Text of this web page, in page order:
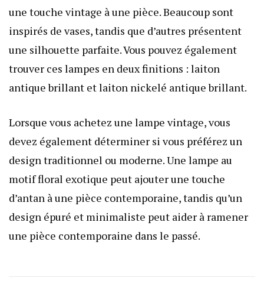
une touche vintage à une pièce. Beaucoup sont
inspirés de vases, tandis que d’autres présentent
une silhouette parfaite. Vous pouvez également
trouver ces lampes en deux finitions : laiton
antique brillant et laiton nickelé antique brillant.
Lorsque vous achetez une lampe vintage, vous
devez également déterminer si vous préférez un
design traditionnel ou moderne. Une lampe au
motif floral exotique peut ajouter une touche
d’antan à une pièce contemporaine, tandis qu’un
design épuré et minimaliste peut aider à ramener
une pièce contemporaine dans le passé.